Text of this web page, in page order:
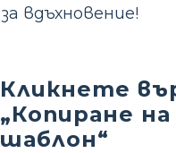
за вдъхновение!
Кликнете
„Копиране на
шаблон“